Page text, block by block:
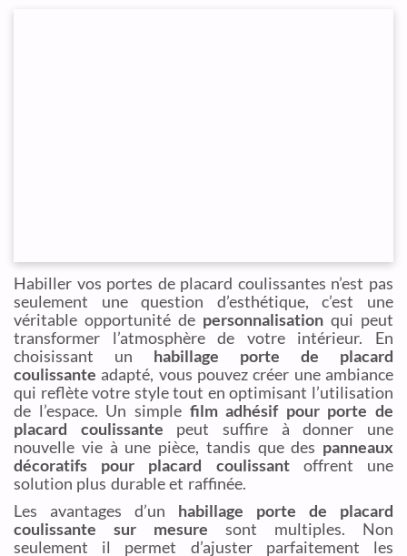
Habiller vos portes de placard coulissantes n’est pas
seulement une question d’esthétique, c’est une
véritable opportunité de personnalisation qui peut
transformer l’atmosphère de votre intérieur. En
choisissant un habillage porte de placard
coulissante adapté, vous pouvez créer une ambiance
qui reflète votre style tout en optimisant l’utilisation
de l’espace. Un simple film adhésif pour porte de
placard coulissante peut suffire à donner une
nouvelle vie à une pièce, tandis que des panneaux
décoratifs pour placard coulissantoffrent une
solution plus durable et raffinée.
Les avantages d’un habillage porte de placard
coulissante sur mesure sont multiples. Non
seulement il permet d’ajuster parfaitement les